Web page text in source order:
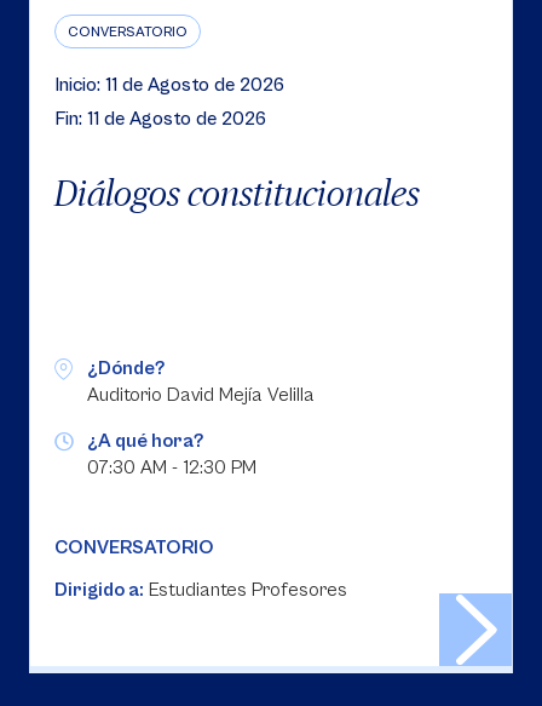
CONVERSATORIO
Inicio: 11 de Agosto de 2026
Fin: 11 de Agosto de 2026
Diálogos constitucionales
¿Dónde?
Auditorio David Mejía Velilla
¿A qué hora?
07:30 AM - 12:30 PM
CONVERSATORIO
Dirigido a: Estudiantes Profesores